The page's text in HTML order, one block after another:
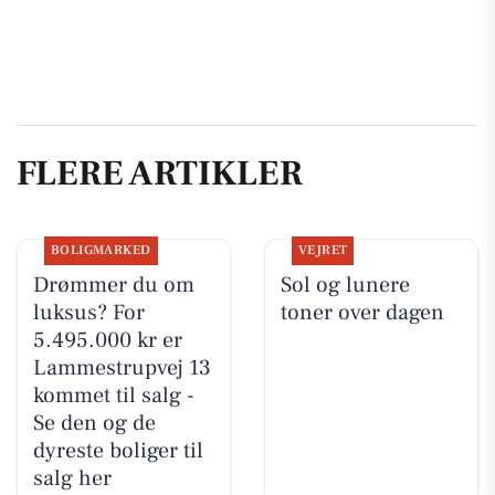
FLERE ARTIKLER
BOLIGMARKED
Drømmer du om
luksus? For
5.495.000 kr er
Lammestrupvej 13
kommet til salg -
Se den og de
dyreste boliger til
salg her
VEJRET
Sol og lunere
toner over dagen